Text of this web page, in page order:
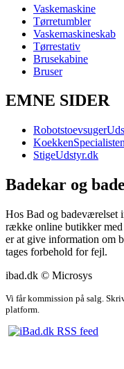
Vaskemaskine
Tørretumbler
Vaskemaskineskab
Tørrestativ
Brusekabine
Bruser
EMNE SIDER
StigeUdstyr.dk
Badekar og
Hos Bad og badeværelset
række online butikker
er at give information om
tages forbehold for fejl.
ibad.dk © Microsys
Vi får kommission på salg.
platform.